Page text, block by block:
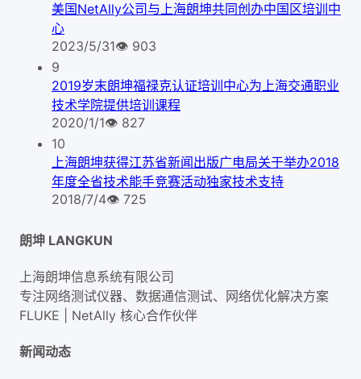
美国NetAlly公司与上海朗坤共同创办中国区培训中
心
2023/5/31👁 903
9
2019岁末朗坤福禄克认证培训中心为上海交通职业
技术学院提供培训课程
2020/1/1👁 827
10
上海朗坤获得江苏省新闻出版广电局关于举办2018
年度全省技术能手竞赛活动独家技术支持
2018/7/4👁 725
朗坤 LANGKUN
上海朗坤信息系统有限公司
专注网络测试仪器、数据通信测试、网络优化解决方案
FLUKE | NetAlly 核心合作伙伴
新闻动态